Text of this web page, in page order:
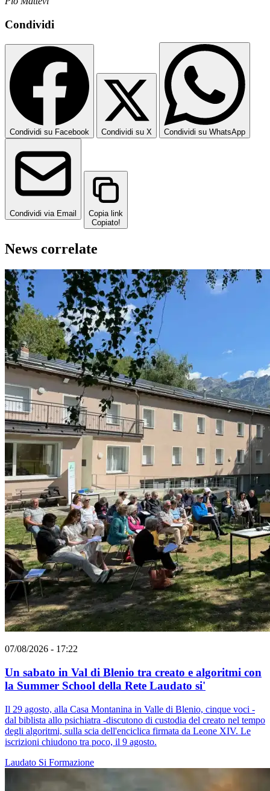
Condividi
Condividi su Facebook Condividi su X Condividi su WhatsApp
Condividi via Email
Copia link
Copiato!
News correlate
07/08/2026 - 17:22
Un sabato in Val di Blenio tra creato e algoritmi con
la Summer School della Rete Laudato si'
Il 29 agosto, alla Casa Montanina in Valle di Blenio, cinque voci -
dal biblista allo psichiatra -discutono di custodia del creato nel tempo
degli algoritmi, sulla scia dell'enciclica firmata da Leone XIV. Le
iscrizioni chiudono tra poco, il 9 agosto.
Laudato Si Formazione